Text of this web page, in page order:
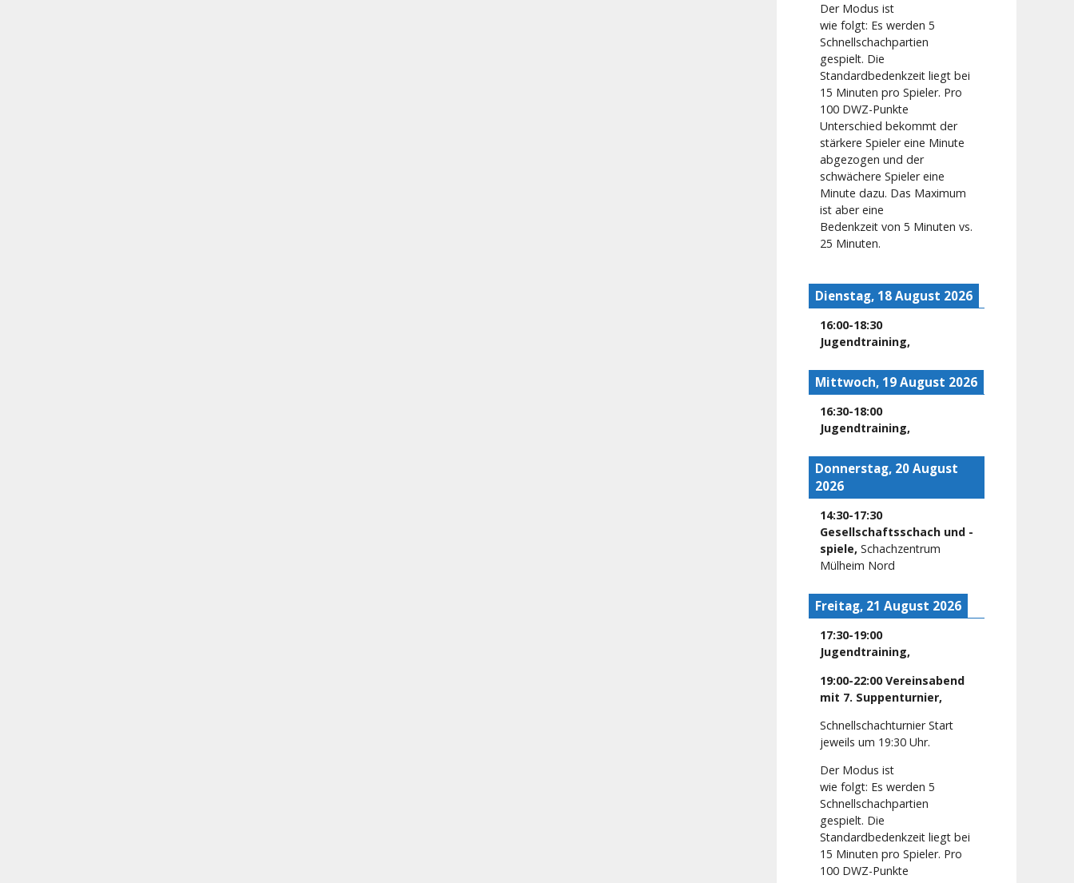
Der Modus ist
wie folgt: Es werden 5
Schnellschachpartien
gespielt. Die
Standardbedenkzeit liegt bei
15 Minuten pro Spieler. Pro
100 DWZ-Punkte
Unterschied bekommt der
stärkere Spieler eine Minute
abgezogen und der
schwächere Spieler eine
Minute dazu. Das Maximum
ist aber eine
Bedenkzeit von 5 Minuten vs.
25 Minuten.
Dienstag, 18 August 2026
16:00-18:30
Jugendtraining,
Mittwoch, 19 August 2026
16:30-18:00
Jugendtraining,
Donnerstag, 20 August
2026
14:30-17:30
Gesellschaftsschach und -
spiele, Schachzentrum
Mülheim Nord
Freitag, 21 August 2026
17:30-19:00
Jugendtraining,
19:00-22:00 Vereinsabend
mit 7. Suppenturnier,
Schnellschachturnier Start
jeweils um 19:30 Uhr.
Der Modus ist
wie folgt: Es werden 5
Schnellschachpartien
gespielt. Die
Standardbedenkzeit liegt bei
15 Minuten pro Spieler. Pro
100 DWZ-Punkte